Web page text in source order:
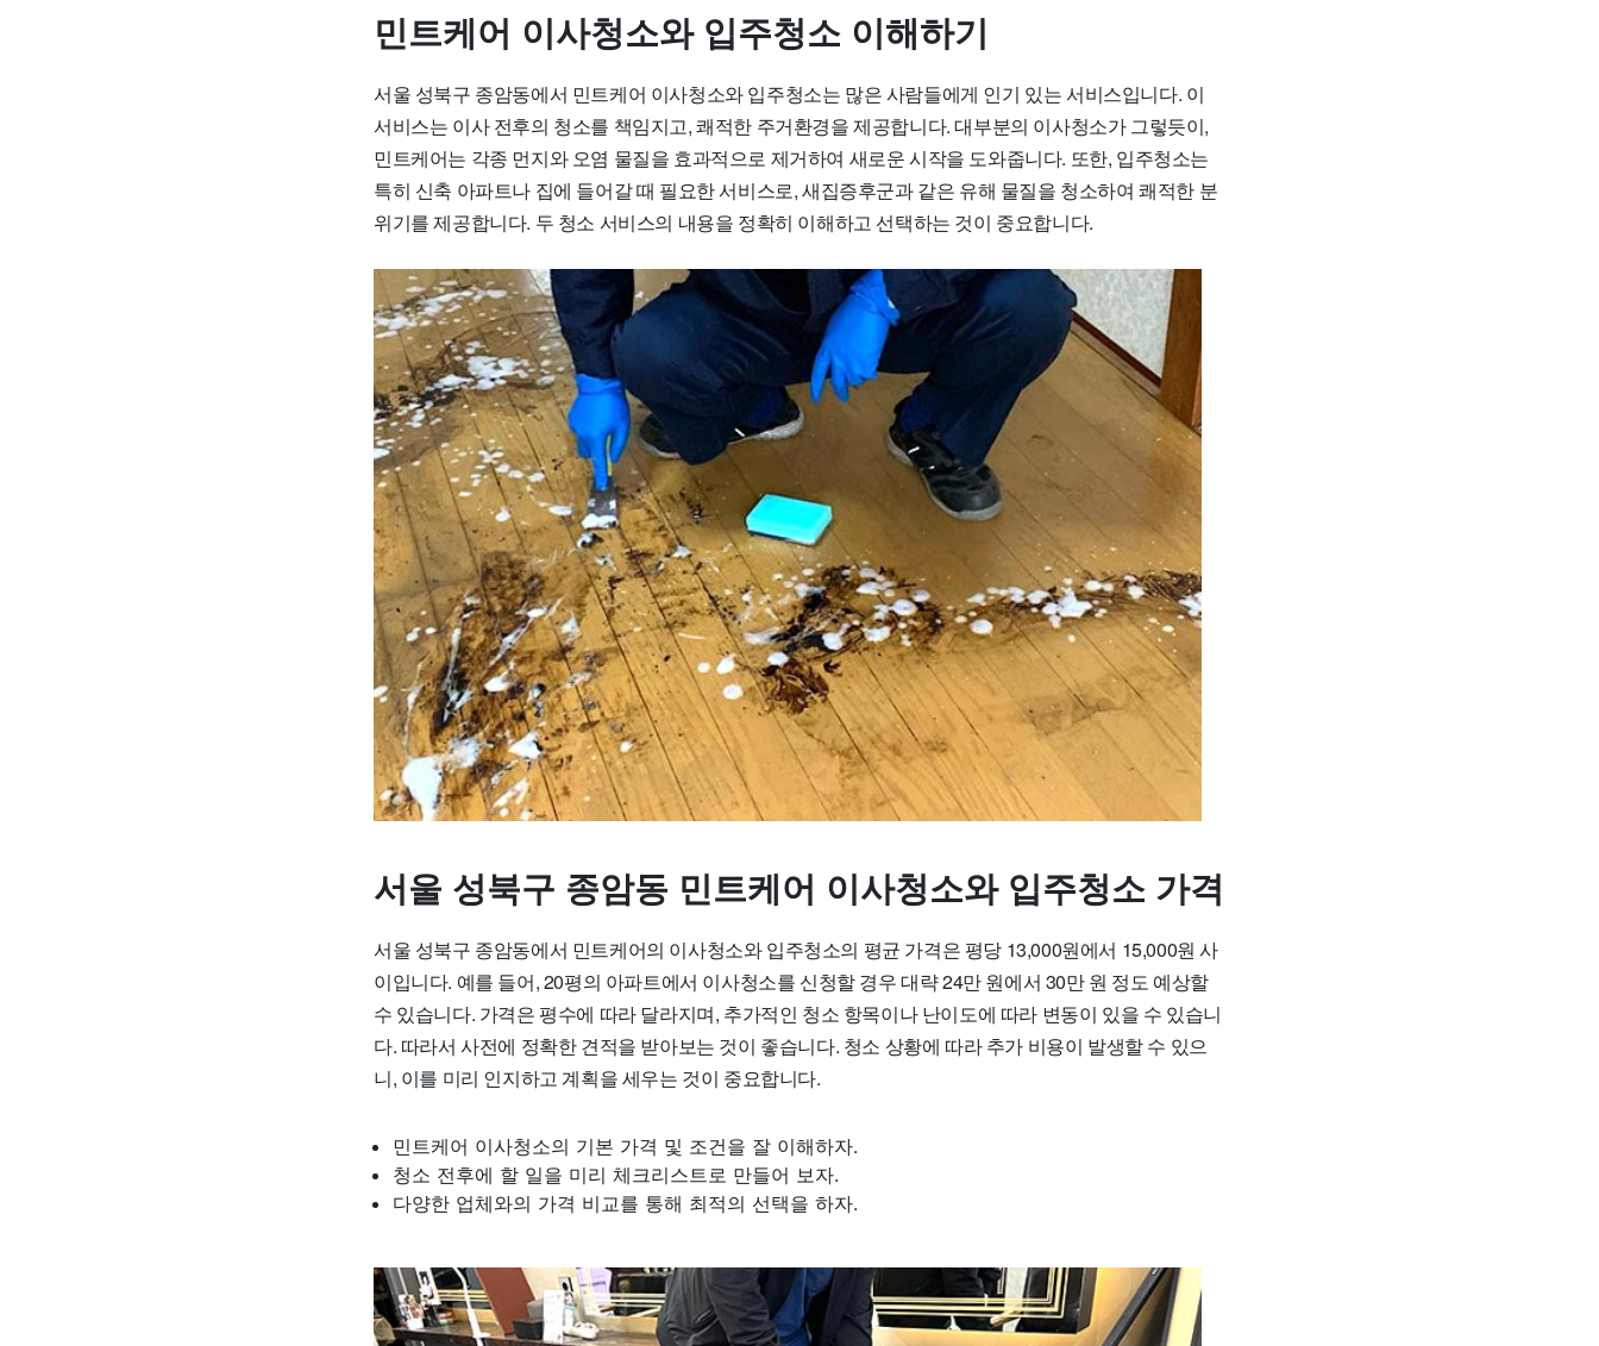
민트케어 이사청소와 입주청소 이해하기
서울 성북구 종암동에서 민트케어 이사청소와 입주청소는 많은 사람들에게 인기 있는 서비스입니다. 이
서비스는 이사 전후의 청소를 책임지고, 쾌적한 주거환경을 제공합니다. 대부분의 이사청소가 그렇듯이,
민트케어는 각종 먼지와 오염 물질을 효과적으로 제거하여 새로운 시작을 도와줍니다. 또한, 입주청소는
특히 신축 아파트나 집에 들어갈 때 필요한 서비스로, 새집증후군과 같은 유해 물질을 청소하여 쾌적한 분
위기를 제공합니다. 두 청소 서비스의 내용을 정확히 이해하고 선택하는 것이 중요합니다.
서울 성북구 종암동 민트케어 이사청소와 입주청소 가격
서울 성북구 종암동에서 민트케어의 이사청소와 입주청소의 평균 가격은 평당 13,000원에서 15,000원 사
이입니다. 예를 들어, 20평의 아파트에서 이사청소를 신청할 경우 대략 24만 원에서 30만 원 정도 예상할
수 있습니다. 가격은 평수에 따라 달라지며, 추가적인 청소 항목이나 난이도에 따라 변동이 있을 수 있습니
다. 따라서 사전에 정확한 견적을 받아보는 것이 좋습니다. 청소 상황에 따라 추가 비용이 발생할 수 있으
니, 이를 미리 인지하고 계획을 세우는 것이 중요합니다.
민트케어 이사청소의 기본 가격 및 조건을 잘 이해하자.
청소 전후에 할 일을 미리 체크리스트로 만들어 보자.
다양한 업체와의 가격 비교를 통해 최적의 선택을 하자.